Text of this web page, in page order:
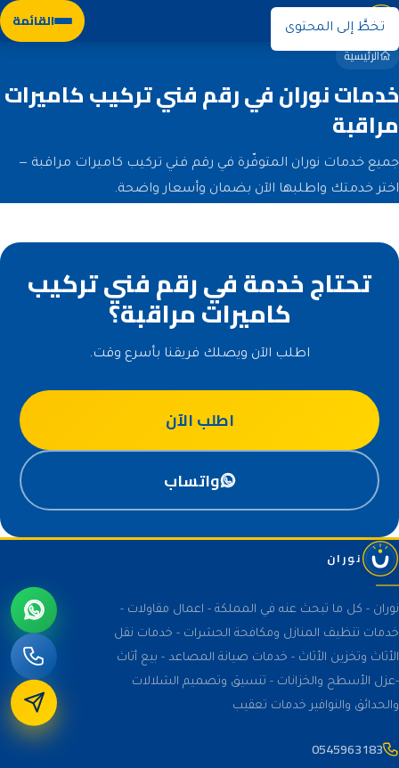
تخطَّ إلى المحتوى القائمة نوران
الرئيسية
خدمات نوران في رقم فني تركيب كاميرات
مراقبة
جميع خدمات نوران المتوفّرة في رقم فني تركيب كاميرات مراقبة —
اختر خدمتك واطلبها الآن بضمان وأسعار واضحة.
تحتاج خدمة في رقم فني تركيب
كاميرات مراقبة؟
اطلب الآن ويصلك فريقنا بأسرع وقت.
اطلب الآن
واتساب
نوران
نوران - كل ما تبحث عنه في المملكة - اعمال مقاولات -
خدمات تنظيف المنازل ومكافحة الحشرات - خدمات نقل
الأثاث وتخزين الأثاث - خدمات صيانة المصاعد - بيع أثاث
-عزل الأسطح والخزانات - تنسيق وتصميم الشلالات
والحدائق والنوافير خدمات تعقيب
0545963183